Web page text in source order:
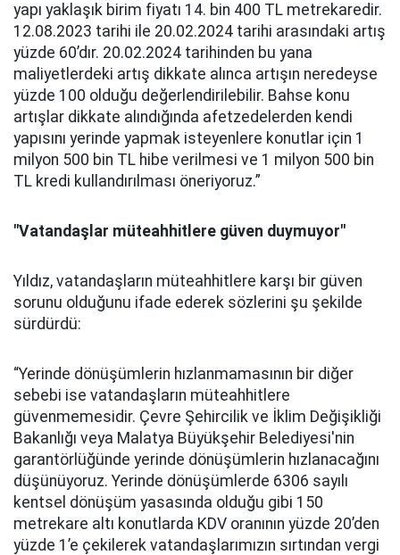
yapı yaklaşık birim fiyatı 14. bin 400 TL metrekaredir.
12.08.2023 tarihi ile 20.02.2024 tarihi arasındaki artış
yüzde 60’dır. 20.02.2024 tarihinden bu yana
maliyetlerdeki artış dikkate alınca artışın neredeyse
yüzde 100 olduğu değerlendirilebilir. Bahse konu
artışlar dikkate alındığında afetzedelerden kendi
yapısını yerinde yapmak isteyenlere konutlar için 1
milyon 500 bin TL hibe verilmesi ve 1 milyon 500 bin
TL kredi kullandırılması öneriyoruz.”
"Vatandaşlar müteahhitlere güven duymuyor"
Yıldız, vatandaşların müteahhitlere karşı bir güven
sorunu olduğunu ifade ederek sözlerini şu şekilde
sürdürdü:
“Yerinde dönüşümlerin hızlanmamasının bir diğer
sebebi ise vatandaşların müteahhitlere
güvenmemesidir. Çevre Şehircilik ve İklim Değişikliği
Bakanlığı veya Malatya Büyükşehir Belediyesi'nin
garantörlüğünde yerinde dönüşümlerin hızlanacağını
düşünüyoruz. Yerinde dönüşümlerde 6306 sayılı
kentsel dönüşüm yasasında olduğu gibi 150
metrekare altı konutlarda KDV oranının yüzde 20’den
yüzde 1’e çekilerek vatandaşlarımızın sırtından vergi